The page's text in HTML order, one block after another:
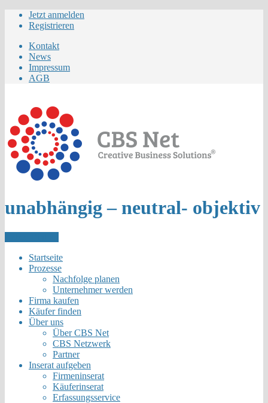
Jetzt anmelden
Registrieren
Kontakt
News
Impressum
AGB
unabhängig – neutral- objektiv
Startseite
Prozesse
Nachfolge planen
Unternehmer werden
Firma kaufen
Käufer finden
Über uns
Über CBS Net
CBS Netzwerk
Partner
Inserat aufgeben
Firmeninserat
Käuferinserat
Erfassungsservice